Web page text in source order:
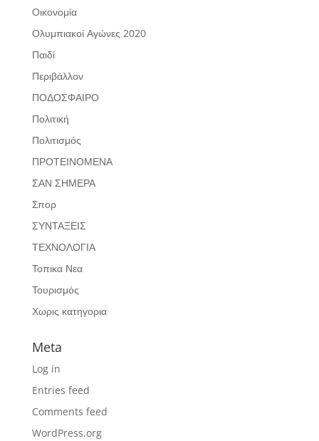
Οικονομία
Ολυμπιακοί Αγώνες 2020
Παιδί
Περιβάλλον
ΠΟΔΟΣΦΑΙΡΟ
Πολιτική
Πολιτισμός
ΠΡΟΤΕΙΝΟΜΕΝΑ
ΣΑΝ ΣΗΜΕΡΑ
Σπορ
ΣΥΝΤΑΞΕΙΣ
ΤΕΧΝΟΛΟΓΙΑ
Τοπικα Νεα
Τουρισμός
Χωρις κατηγορια
Meta
Log in
Entries feed
Comments feed
WordPress.org